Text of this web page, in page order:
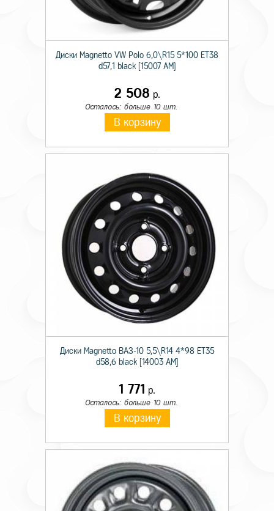
Диски Magnetto VW Polo 6,0\R15 5*100 ET38
d57,1 black [15007 AM]
2 508 р.
Осталось: больше 10 шт.
В корзину
Диски Magnetto ВАЗ-10 5,5\R14 4*98 ET35
d58,6 black [14003 AM]
1 771 р.
Осталось: больше 10 шт.
В корзину